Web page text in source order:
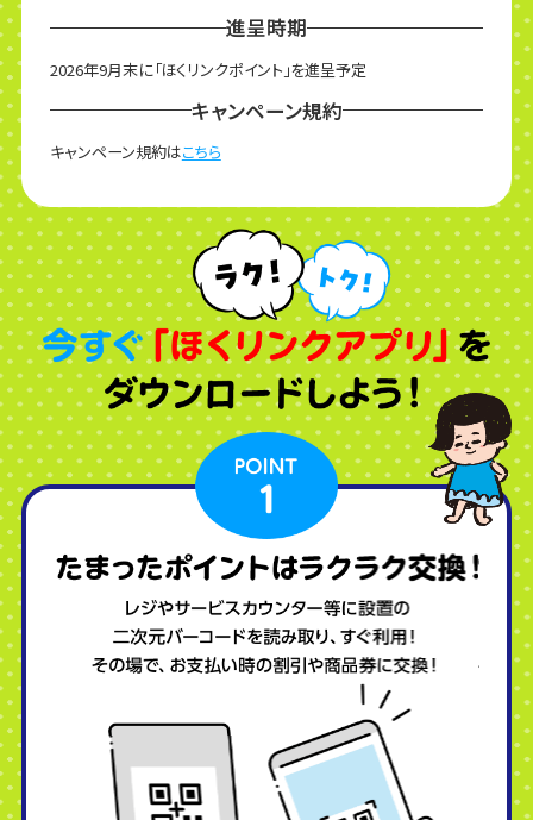
進呈時期
2026年9月末に「ほくリンクポイント」を進呈予定
キャンペーン規約
キャンペーン規約はこちら